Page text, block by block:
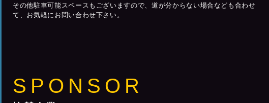
その他駐車可能スペースもございますので、道が分からない場合なども合わせ
て、お気軽にお問い合わせ下さい。
SPONSOR